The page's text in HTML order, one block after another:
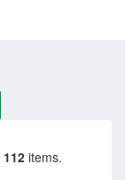
112 items.